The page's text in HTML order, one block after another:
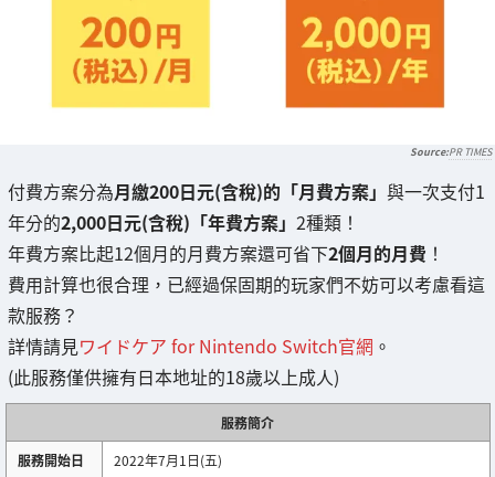
PR TIMES
付費方案分為月繳200日元(含稅)的「月費方案」 與一次支付1
年分的2,000日元(含稅)「年費方案」 2種類！
年費方案比起12個月的月費方案還可省下2個月的月費 ！
費用計算也很合理，已經過保固期的玩家們不妨可以考慮看這
款服務？
詳情請見ワイドケア for Nintendo Switch官網 。
(此服務僅供擁有日本地址的18歲以上成人)
服務簡介
服務開始日
2022年7月1日(五)